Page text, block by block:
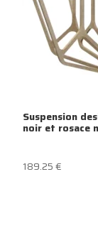
Suspension
noir et rosace
189.25€